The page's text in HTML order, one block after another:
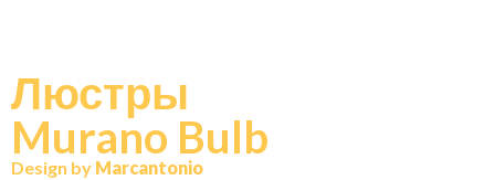
IT
Murano Bulb
Design by Marcantonio
Люстры